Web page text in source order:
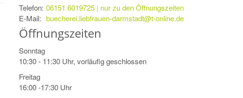
Telefon: 06151 6019725 | nur zu den Öffnungszeiten
E-Mail: buecherei.liebfrauen-darmstadt@t-online.de
Öffnungszeiten
Sonntag
10:30 - 11:30 Uhr, vorläufig geschlossen
Freitag
16:00 -17:30 Uhr